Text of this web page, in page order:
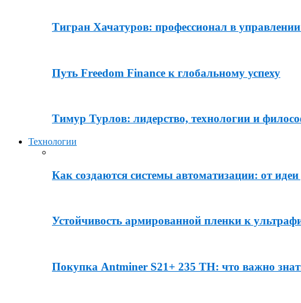
Тигран Хачатуров: профессионал в
Путь Freedom Finance к глобальному успеху
Тимур Турлов: лидерство, технологии и
Технологии
Как создаются системы автоматизации: от
Устойчивость армированной пленки к
Покупка Antminer S21+ 235 TH: что важно